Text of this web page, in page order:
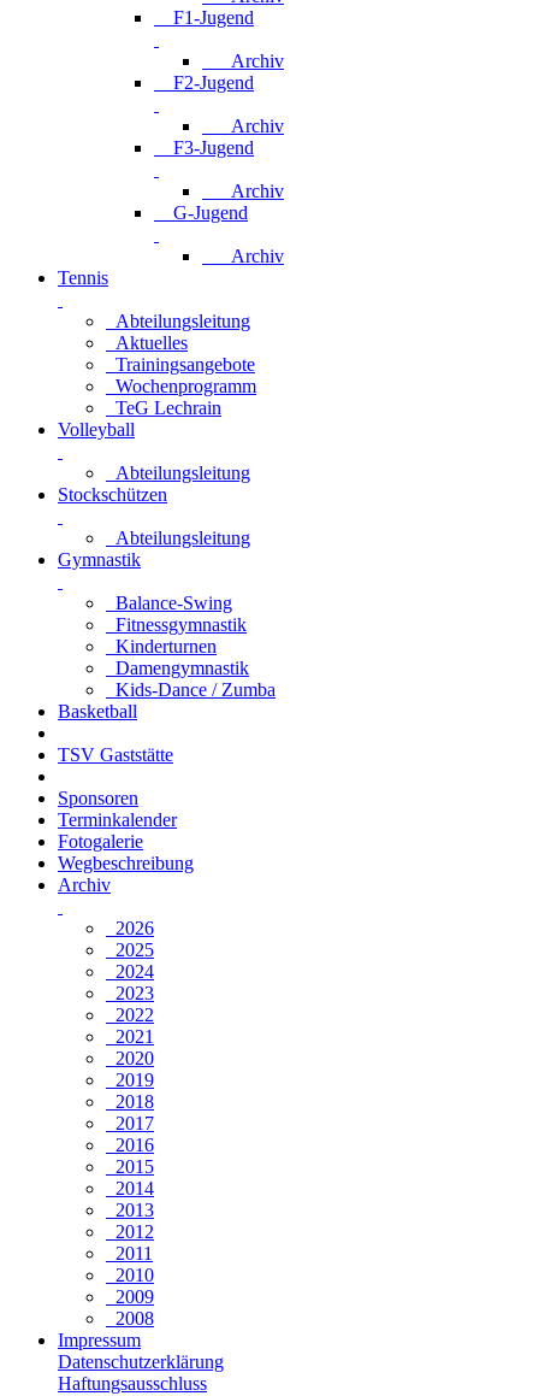
F1-Jugend
Archiv
F2-Jugend
Archiv
F3-Jugend
Archiv
G-Jugend
Archiv
Tennis
Abteilungsleitung
Aktuelles
Trainingsangebote
Wochenprogramm
TeG Lechrain
Volleyball
Abteilungsleitung
Stockschützen
Abteilungsleitung
Gymnastik
Balance-Swing
Fitnessgymnastik
Kinderturnen
Damengymnastik
Kids-Dance / Zumba
Basketball
TSV Gaststätte
Sponsoren
Terminkalender
Fotogalerie
Wegbeschreibung
Archiv
2026
2025
2024
2023
2022
2021
2020
2019
2018
2017
2016
2015
2014
2013
2012
2011
2010
2009
2008
Impressum
Datenschutzerklärung
Haftungsausschluss